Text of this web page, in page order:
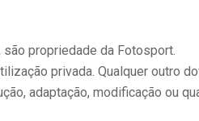
propriedade da Fotosport.
privada. Qualquer outro
adaptação, modificação ou